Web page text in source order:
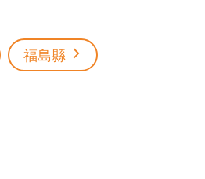
福島縣